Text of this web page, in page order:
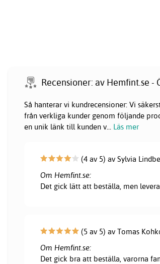
Recensioner: av Hemfint.se -
Så hanterar vi kundrecensioner: Vi
från verkliga kunder genom följande
en unik länk till kunden v
Läs mer
(4 av 5) av Sylvia
Om Hemfint.se:
Det gick lätt att beställa, men
(5 av 5) av Tomas
Om Hemfint.se:
Det gick bra att beställa, varorna